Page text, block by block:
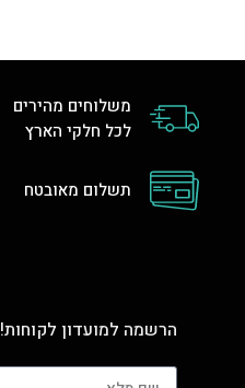
משלוחים מהירים
לכל חלקי הארץ
תשלום מאובטח
הרשמה למועדון לקוחות!